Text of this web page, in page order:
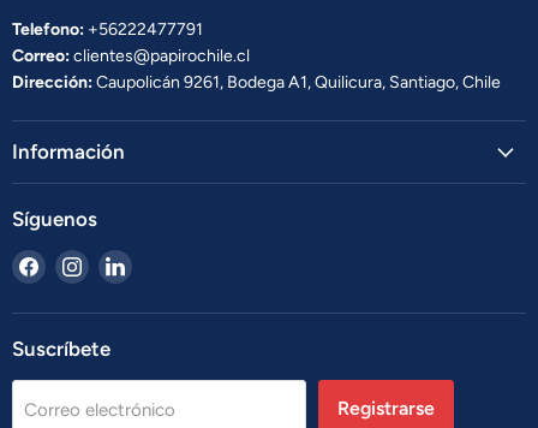
Telefono: +56222477791
Correo:clientes@papirochile.cl
Dirección:Caupolicán 9261, Bodega A1, Quilicura, Santiago, Chile
Información
Síguenos
Encuéntrenos
en
Facebook
Encuéntrenos
en
Instagram
Encuéntrenos
LinkedIn
Suscríbete
Correo electrónico Registrarse